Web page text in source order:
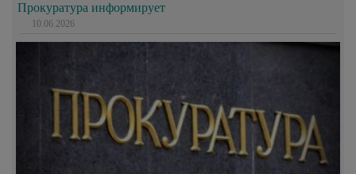
Прокуратура информирует
10.06.2026